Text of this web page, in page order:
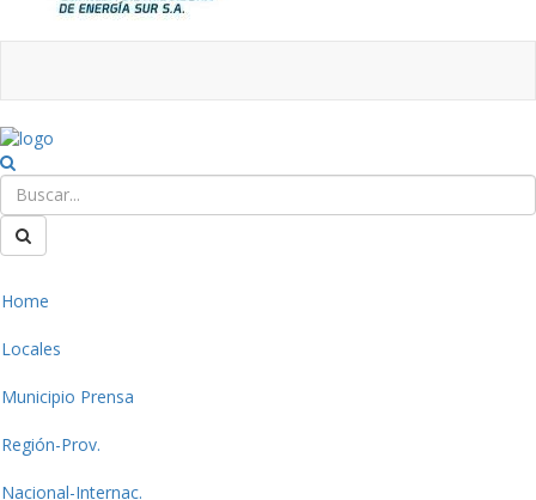
Home
Locales
Municipio Prensa
Región-Prov.
Nacional-Internac.